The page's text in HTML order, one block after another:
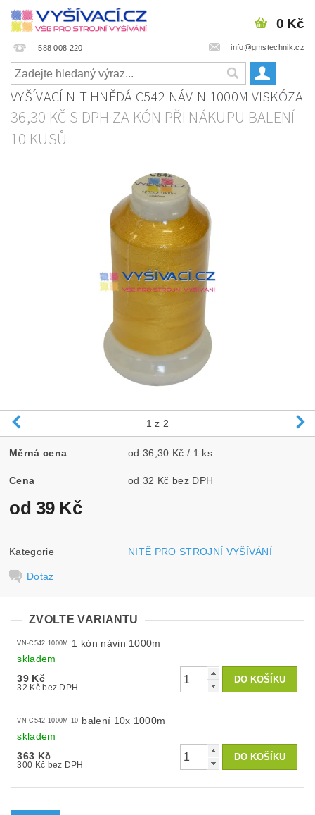
588 008 220 info@gmstechnik.cz
0 Kč
VYŠÍVACÍ NIT HNĚDÁ C542 NÁVIN 1000M VISKÓZA
36,30 KČ S DPH ZA KÓN PŘI NÁKUPU BALENÍ
10 KUSŮ
1 z 2
Měrná cena od 36,30 Kč / 1 ks
Cena od 32 Kč bez DPH
od 39 Kč
Kategorie NITĚ PRO STROJNÍ VYŠÍVÁNÍ
Dotaz
ZVOLTE VARIANTU
VN-C542 1000M
1 kón návin 1000m
skladem
39 Kč
32 Kč bez DPH
VN-C542 1000M-10 balení 10x 1000m
skladem
363 Kč
300 Kč bez DPH